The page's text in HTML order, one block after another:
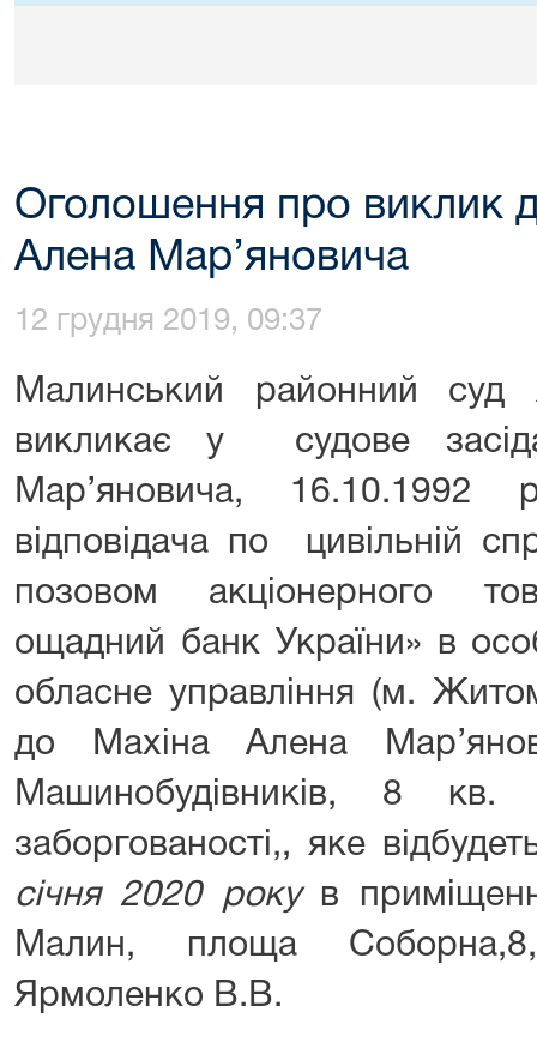
Оголошення про виклик
Алена Мар’яновича
12 грудня 2019, 09:37
Малинський районний суд
викликає у судове
Мар’яновича, 16.10.1992
відповідача по цивільній
позовом акціонерного
ощадний банк України» в
обласне управління (м.
до Махіна Алена
Машинобудівників, 8
заборгованості,, яке
січня 2020 рокув
Малин, площа
Ярмоленко В.В.